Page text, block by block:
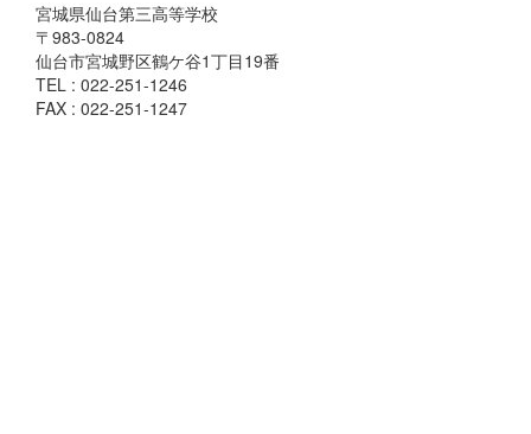
宮城県仙台第三高等学校
〒983-0824
仙台市宮城野区鶴ケ谷1丁目19番
TEL : 022-251-1246
FAX : 022-251-1247